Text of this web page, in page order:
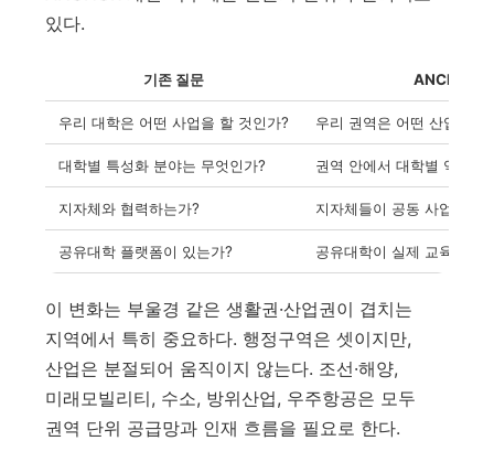
있다.
기존 질문 ANCHOR
우리 대학은 어떤 사업을 할 것인가? 우리 권역은 어떤 산업인재
대학별 특성화 분야는 무엇인가? 권역 안에서 대학별 역할은
지자체와 협력하는가? 지자체들이 공동 사업계획
공유대학 플랫폼이 있는가? 공유대학이 실제 교육과정
이 변화는 부울경 같은 생활권·산업권이 겹치는
지역에서 특히 중요하다. 행정구역은 셋이지만,
산업은 분절되어 움직이지 않는다. 조선·해양,
미래모빌리티, 수소, 방위산업, 우주항공은 모두
권역 단위 공급망과 인재 흐름을 필요로 한다.